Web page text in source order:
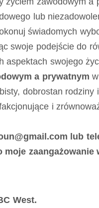
lub
świadomych
swoje podejście do
aspektach swojego
a prywatnym
dobrostan
i
lub
West.